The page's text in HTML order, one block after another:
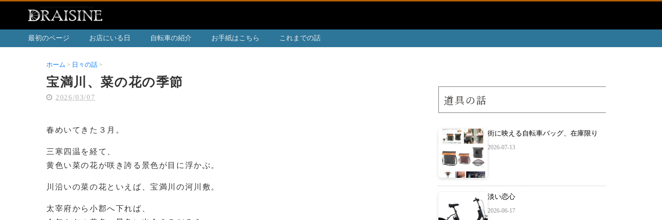
最初のページ お店にいる日 自転車の紹介 お手紙はこちら これまでの話
ホーム 日々の話
宝満川、菜の花の季節
2026/03/07
春めいてきた３月。
三寒四温を経て、
黄色い菜の花が咲き誇る景色が目に浮かぶ。
川沿いの菜の花といえば、宝満川の河川敷。
太宰府から小郡へ下れば、
道具の話
街に映える自転車バッグ、在庫限り
2026-07-13
淡い恋心
2026-06-17